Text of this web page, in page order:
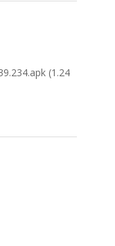
(1.24